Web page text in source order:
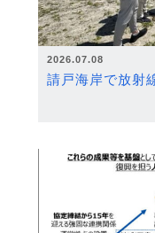
2026.07.08
請戸海岸で放射